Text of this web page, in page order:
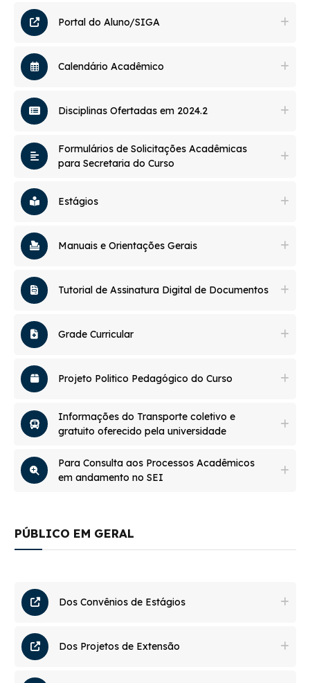
Portal do Aluno/SIGA
Calendário Acadêmico
Disciplinas Ofertadas em 2024.2
Formulários de Solicitações Acadêmicas
para Secretaria do Curso
Estágios
Manuais e Orientações Gerais
Tutorial de Assinatura Digital de Documentos
Grade Curricular
Projeto Politico Pedagógico do Curso
Informações do Transporte coletivo e
gratuito oferecido pela universidade
Para Consulta aos Processos Acadêmicos
em andamento no SEI
PÚBLICO EM GERAL
Dos Convênios de Estágios
Dos Projetos de Extensão